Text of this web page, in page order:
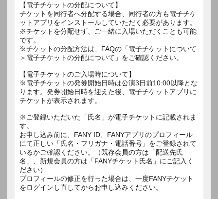
【電子チケットの分配について】
チケットを同行者へ分配する場合、同行者の方も電子チケ
ットアプリをインストールしていただく必要があります。
※チケットを分配せず、ご一緒に入場いただくことも可能
です。
※チケットの分配方法は、FAQの「電子チケットについて
＞電子チケットの分配について」をご確認ください。
【電子チケットのご入場時について】
※電子チケットの発券開始日時は公演3日前10:00以降とな
ります。発券開始日時を迎えた後、電子チケットアプリに
チケットが表示されます。
※ご登録いただいた「氏名」が電子チケットに記載されま
す。
お申し込み前に、FANY ID、FANYアプリのプロフィール
にて正しい「氏名・フリガナ・電話番号」をご登録されて
いるかご確認ください。（既存会員の方は「配送先氏
名」、新規会員の方は「FANYチケット氏名」にご記入く
ださい）
プロフィールの修正を行った場合は、一度FANYチケット
をログインし直してからお申し込みください。